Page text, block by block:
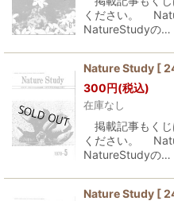
ください。
NatureStudyの…
Nature Study [
300円(税込)
在庫なし
掲載記事もく
ください。
NatureStudyの…
Nature Study [